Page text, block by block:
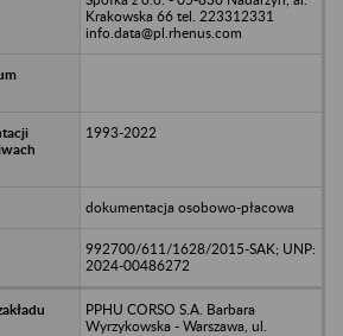
Krakowska 66 tel. 223312331
info.data@pl.rhenus.com
1993-2022
dokumentacja osobowo-płacowa
992700/611/1628/2015-SAK; UNP:
2024-00486272
PPHU CORSO S.A. Barbara
Wyrzykowska - Warszawa, ul.